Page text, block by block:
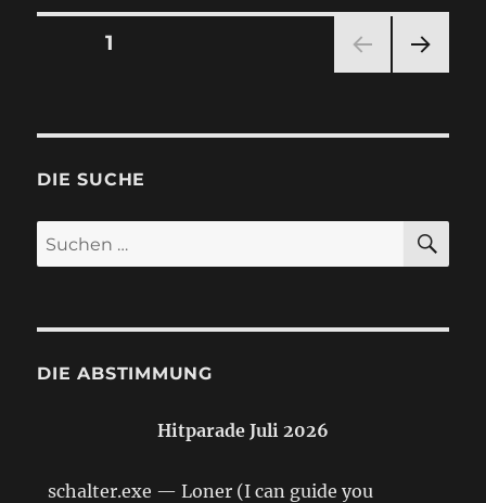
Seitennummerierung
Beiträge
1
E
DIE SUCHE
Suchen
nach:
DIE ABSTIMMUNG
Hitparade Juli 2026
schalter.exe — Loner (I can guide you